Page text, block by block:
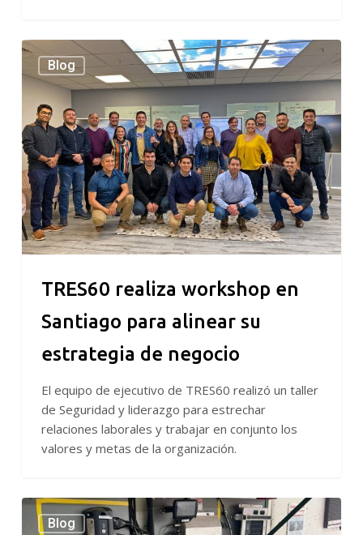
TRES60
realiza
workshop
Santiago
para
alinear
su
estrategia
de
negocio
Blog
TRES60 realiza workshop en
Santiago para alinear su
estrategia de negocio
El equipo de ejecutivo de TRES60 realizó un taller
de Seguridad y liderazgo para estrechar
relaciones laborales y trabajar en conjunto los
valores y metas de la organización.
TRES60
implementa
Blog